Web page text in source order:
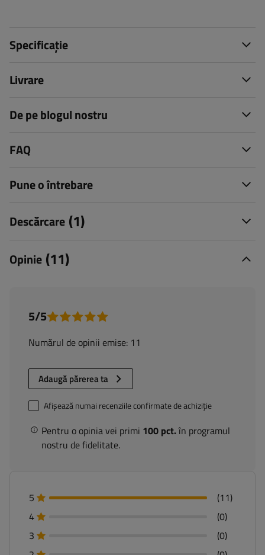
Specificație
Livrare
De pe blogul nostru
FAQ
Pune o întrebare
Descărcare (1)
Opinie (11)
5/5
Numărul de opinii emise: 11
Adaugă părerea ta
Pentru o opinia vei primi 100 pct.în programul
nostru de fidelitate.
Afișează numai recenziile confirmate de achiziție
5
(11)
4
(0)
3
(0)